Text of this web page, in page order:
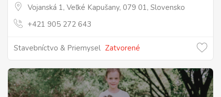
Vojanská 1, Veľké Kapušany, 079 01, Slovensko
+421 905 272 643
Stavebníctvo & Priemysel Zatvorené